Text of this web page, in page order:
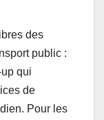
des
public :
qui
de
Pour les